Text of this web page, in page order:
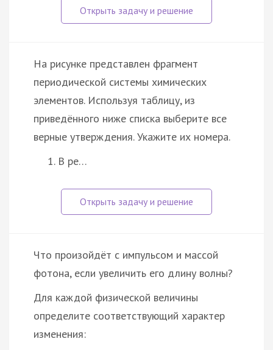
На рисунке представлен фрагмент
периодической системы химических
элементов. Используя таблицу, из
приведённого ниже списка выберите все
верные утверждения. Укажите их номера.
В ре…
Что произойдёт с импульсом и массой
фотона, если увеличить его длину волны?
Для каждой физической величины
определите соответствующий характер
изменения: